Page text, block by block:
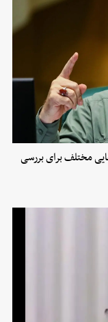
مختلف برای بررسی